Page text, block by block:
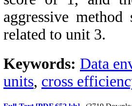
aggressive
related to unit 3.
Keywords: Data
units, cross